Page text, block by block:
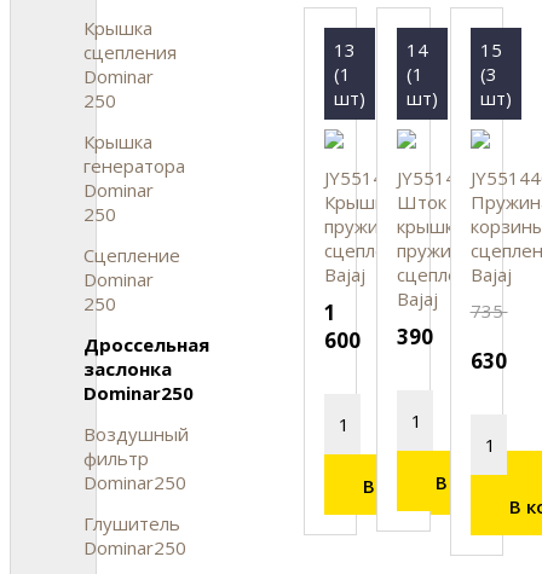
Крышка
сцепления
Dominar
250
Крышка
генератора
Dominar
250
Сцепление
Dominar
250
Дроссельная
заслонка
Dominar250
Воздушный
фильтр
Dominar250
Глушитель
Dominar250
13
(1
шт)
JY551438
Крышка
пружин
сцепления,
Bajaj
1
600
В корзину
14
(1
шт)
JY551404
Шток
крышки
пружин
сцепления,
Bajaj
390
В корзину
15
(3
шт)
Bajaj
735
630
В